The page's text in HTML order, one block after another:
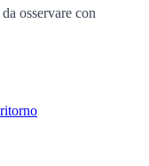
osservare con
ritorno